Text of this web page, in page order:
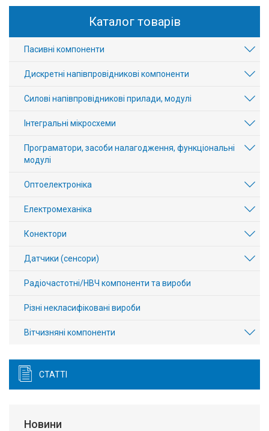
Каталог товарів
Пасивні компоненти
Дискретні напівпровідникові компоненти
Силові напівпровідникові прилади, модулі
Інтегральні мікросхеми
Програматори, засоби налагодження, функціональні
модулі
Оптоелектроніка
Електромеханіка
Конектори
Датчики (сенсори)
Радіочастотні/НВЧ компоненти та вироби
Різні некласифіковані вироби
Вітчизняні компоненти
СТАТТІ
Новини